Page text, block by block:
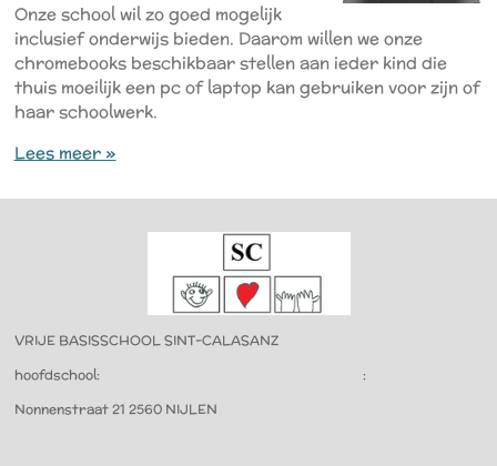
Onze school wil zo goed mogelijk
inclusief onderwijs bieden. Daarom willen we onze
chromebooks beschikbaar stellen aan ieder kind die
thuis moeilijk een pc of laptop kan gebruiken voor zijn of
haar schoolwerk.
Lees meer »
VRIJE BASISSCHOOL SINT-CALASANZ
hoofdschool: :
Nonnenstraat 21 2560NIJLEN